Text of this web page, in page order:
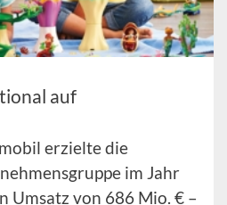
auf
erzielte die
im Jahr
Umsatz von 686 Mio. € –